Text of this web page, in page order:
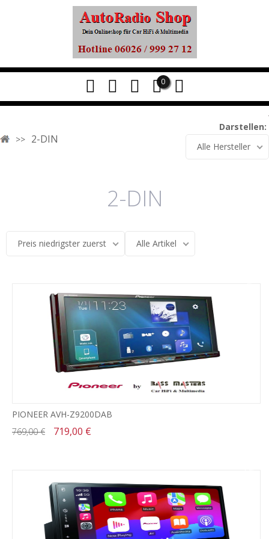
0
2-DIN
Darstellen:
Alle Hersteller
2-DIN
Preis niedrigster zuerst Alle Artikel
PIONEER AVH-Z9200DAB
769,00 €
719,00 €